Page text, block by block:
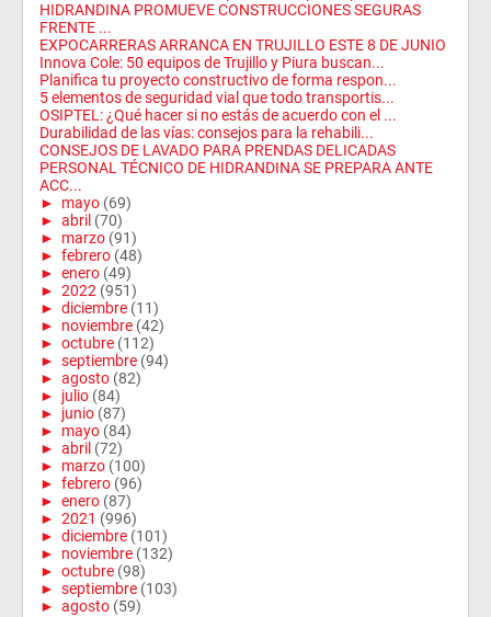
HIDRANDINA PROMUEVE CONSTRUCCIONES SEGURAS
FRENTE ...
EXPOCARRERAS ARRANCA EN TRUJILLO ESTE 8 DE JUNIO
Innova Cole: 50 equipos de Trujillo y Piura buscan...
Planifica tu proyecto constructivo de forma respon...
5 elementos de seguridad vial que todo transportis...
OSIPTEL: ¿Qué hacer si no estás de acuerdo con el ...
Durabilidad de las vías: consejos para la rehabili...
CONSEJOS DE LAVADO PARA PRENDAS DELICADAS
PERSONAL TÉCNICO DE HIDRANDINA SE PREPARA ANTE
ACC...
► mayo (69)
► abril (70)
► marzo (91)
► febrero (48)
► enero (49)
► 2022 (951)
► diciembre (11)
► noviembre (42)
► octubre (112)
► septiembre (94)
► agosto (82)
► julio (84)
► junio (87)
► mayo (84)
► abril (72)
► marzo (100)
► febrero (96)
► enero (87)
► 2021 (996)
► diciembre (101)
► noviembre (132)
► octubre (98)
► septiembre (103)
► agosto (59)